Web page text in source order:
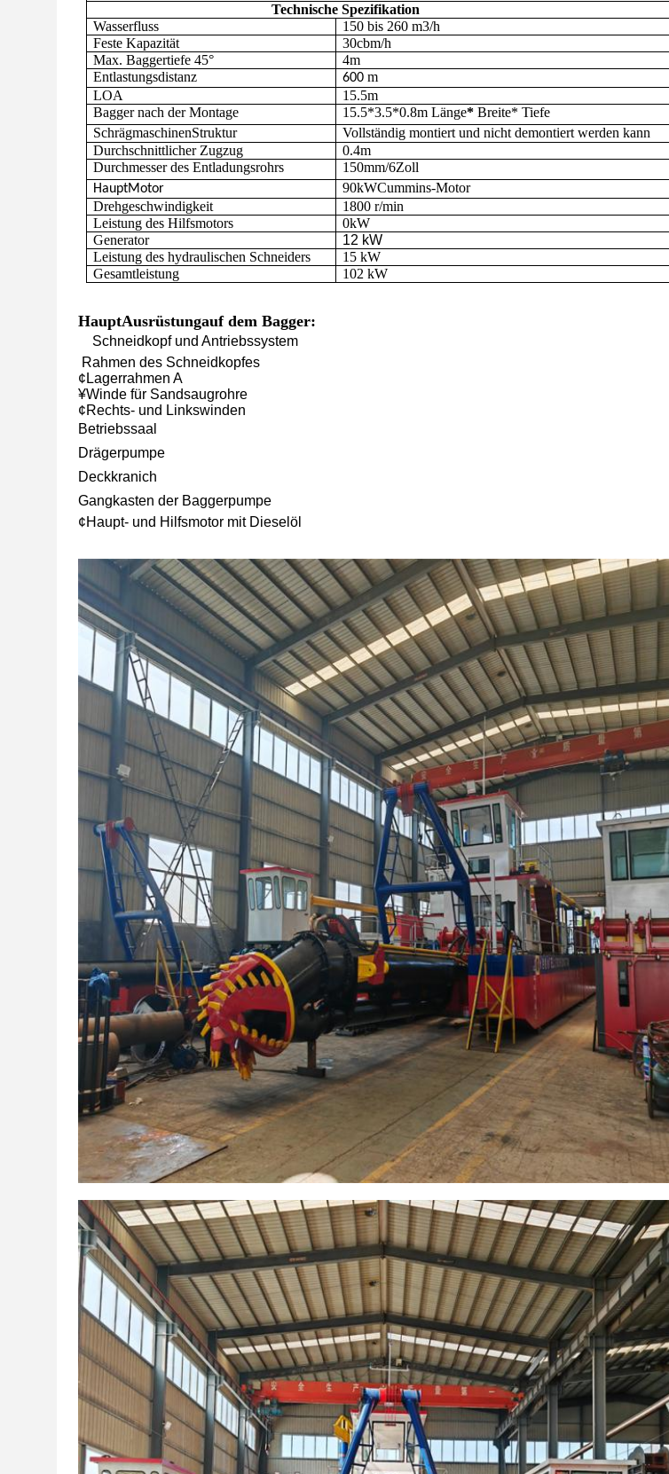
Technische Spezifikation
Wasserfluss
150 bis 260 m3/h
Feste Kapazität
30cbm/h
Max. Baggertiefe 45°
4m
Entlastungsdistanz
600 m
LOA
15.5m
Bagger nach der Montage
1 5.5*3.5*0.8m Länge* Breite* Tiefe
SchrägmaschinenStruktur
Vollständig montiert und nicht demontiert werden kann
Durchschnittlicher Zugzug
0.4m
Durchmesser des Entladungsrohrs
150mm/6Zoll
HauptMotor 90kWCummins-Motor
Drehgeschwindigkeit
1800 r/min
Leistung des Hilfsmotors
0kW
Generator
12 kW
Leistung des hydraulischen Schneiders
15 kW
Gesamtleistung
102 kW
HauptAusrüstungauf dem Bagger:
Schneidkopf und Antriebssystem
️ Rahmen des Schneidkopfes
¢Lagerrahmen A
¥Winde für Sandsaugrohre
¢Rechts- und Linkswinden
Betriebssaal
Drägerpumpe
Deckkranich
Gangkasten der Baggerpumpe
¢Haupt- und Hilfsmotor mit Dieselöl